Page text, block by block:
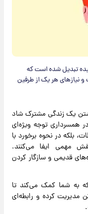
تبدیل شده است که
و نیازهای هر یک از طرفین
یک زندگی مشترک شاد
همسرداری توجه ویژه‌ای
بلکه در نحوه برخورد با
مهمی ایفا می‌کنند.
قدیمی و سازگار کردن
که به شما کمک می‌کند تا
مدیریت کرده و رابطه‌ای